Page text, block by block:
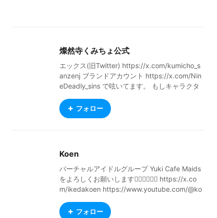
燦然寺くみちょ公式
エックス(旧Twitter) https://x.com/kumicho_s
anzenj ブランドアカウント https://x.com/Nin
eDeadly_sins で呟いてます。 もしキャラクタ
てくれると寿命が伸びます() BOOTHにてshop
も営業中 是非覗いてみてくだしゃんせ❤ http
updates there. If you enjoy the characters, a
"Like" or a quick comment helps extend my li
fespan! (lol) My shop is also open on BOOTH.
Please do give it a look! ❤ https://kumicho8
フォロー
Koen
バーチャルアイドルグループ Yuki Cafe Maids
をよろしくお願いします👯‍♀️👯‍♀️👯‍♀️ https://x.co
m/ikedakoen https://www.youtube.com/@ko
Tubeには、Yuki Cafe Maidsのダンス動画があ
フォロー